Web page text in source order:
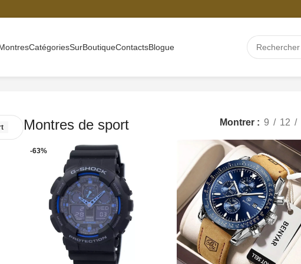
CatégoriesSurBoutiqueContactsBlogue
Montres de sport Montrer 9 12
-63%